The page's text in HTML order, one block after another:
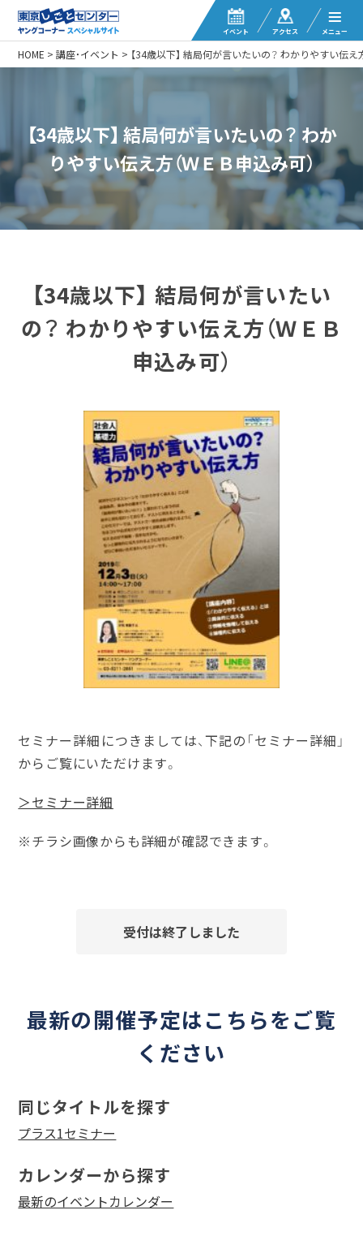
イベント アクセス メニュー
HOME >講座・イベント > 【34歳以下】 結局何が言いたいの？ わかりやすい伝え
【34歳以下】 結局何が言いたいの？ わか
りやすい伝え方（ＷＥＢ申込み可）
【34歳以下】 結局何が言いたい
の？ わかりやすい伝え方（ＷＥＢ
申込み可）
セミナー詳細につきましては、下記の「セミナー詳細」
からご覧にいただけます。
＞セミナー詳細
※チラシ画像からも詳細が確認できます。
受付は終了しました
最新の開催予定はこちらをご覧
ください
同じタイトルを探す
プラス1セミナー
カレンダーから探す
最新のイベントカレンダー